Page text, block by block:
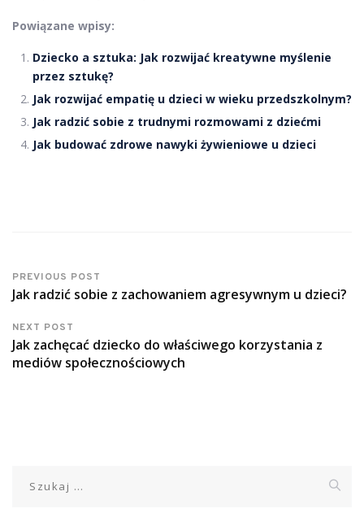
Powiązane wpisy:
Dziecko a sztuka: Jak rozwijać kreatywne myślenie
przez sztukę?
Jak rozwijać empatię u dzieci w wieku przedszkolnym?
Jak radzić sobie z trudnymi rozmowami z dziećmi
Jak budować zdrowe nawyki żywieniowe u dzieci
PREVIOUS POST
Jak radzić sobie z zachowaniem agresywnym u dzieci?
NEXT POST
Jak zachęcać dziecko do właściwego korzystania z
mediów społecznościowych